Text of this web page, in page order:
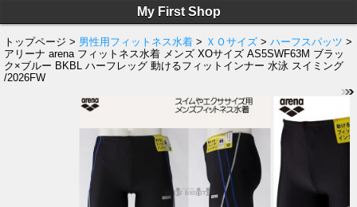
My First Shop
トップページ > 男性用フィットネス水着 > ＸＯサイズ > ハーフスパッツ >
アリーナ arena フィットネス水着 メンズ XOサイズ AS5SWF63M ブラッ
ク×ブルー BKBL ハーフレッグ 動けるフィットインナー 水泳 スイミング
/2026FW